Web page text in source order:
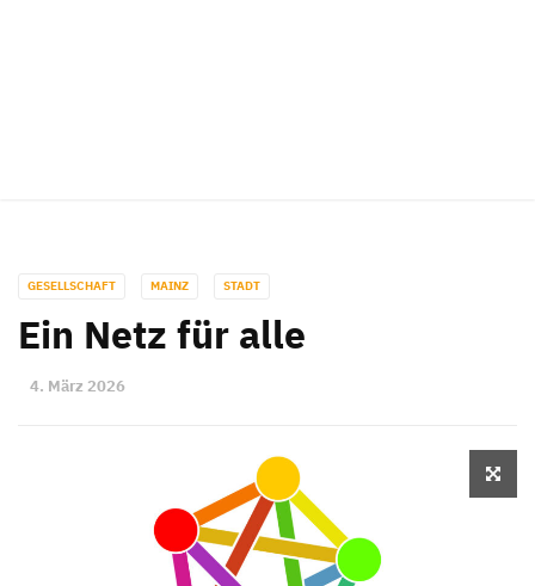
GESELLSCHAFT MAINZ STADT
Ein Netz für alle
4. März 2026